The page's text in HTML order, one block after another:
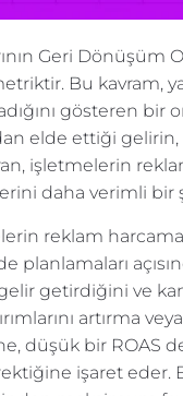
Geri Dönüşüm
Bu kavram,
gösteren bir
elde ettiği
işletmelerin
daha verimli bir
reklam
planlamaları
getirdiğini ve
artırma
düşük bir ROAS
işaret